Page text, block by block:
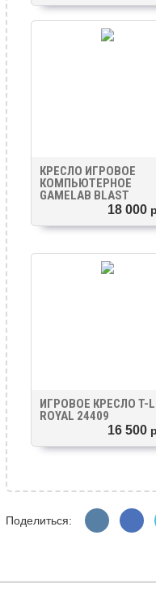
КРЕСЛО ИГРОВОЕ
КОМПЬЮТЕРНОЕ
GAMELAB BLAST
18 000
ИГРОВОЕ КРЕСЛО T-
ROYAL 24409
16 500
Поделиться: